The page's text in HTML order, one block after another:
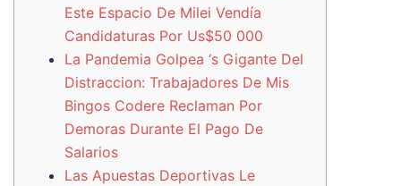
Este Espacio De Milei Vendía
Candidaturas Por Us$50 000
La Pandemia Golpea ‘s Gigante Del
Distraccion: Trabajadores De Mis
Bingos Codere Reclaman Por
Demoras Durante El Pago De
Salarios
Las Apuestas Deportivas Le